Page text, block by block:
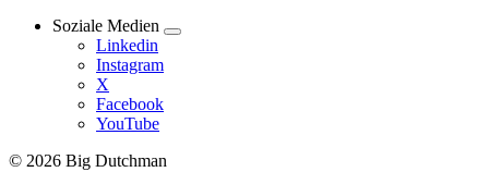
Soziale Medien
Linkedin
Instagram
X
Facebook
YouTube
© 2026 Big Dutchman